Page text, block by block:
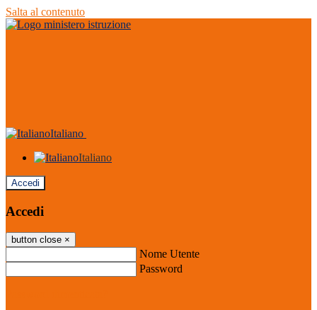
Salta al contenuto
Italiano
Italiano
Accedi
Accedi
button close ×
Nome Utente
Password